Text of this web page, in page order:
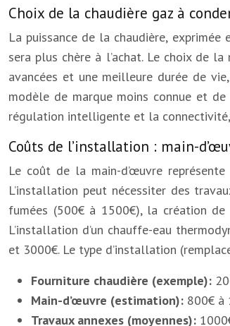
Choix de la chaudière gaz à
La puissance de la chaudière,
sera plus chère à l’achat. Le choix de
avancées et une meilleure durée de
modèle de marque moins connue et
régulation intelligente et la
Coûts de l’installation : main-
Le coût de la main-d’œuvre
L’installation peut nécessiter des
fumées (500€ à 1500€), la création
L’installation d’un chauffe-eau
et 3000€. Le type d’installation
Fourniture chaudière (exemple):
Main-d’œuvre (estimation): 800€ à
Travaux annexes (moyennes):